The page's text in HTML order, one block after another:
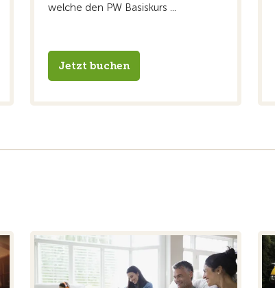
welche den PW Basiskurs ...
Jetzt buchen